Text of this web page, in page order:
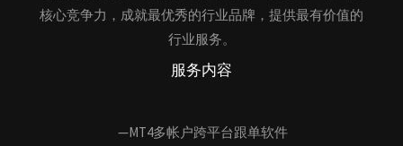
核心竞争力，成就最优秀的行业品牌，提供最有价值的
行业服务。
服务内容
—MT4多帐户跨平台跟单软件